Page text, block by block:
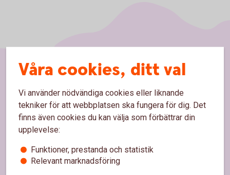
Våra cookies, ditt val
Vi använder nödvändiga cookies eller liknande
tekniker för att webbplatsen ska fungera för dig. Det
finns även cookies du kan välja som förbättrar din
upplevelse:
Funktioner, prestanda och statistik
Relevant marknadsföring
Sidfot
Hitta snabbt
Kundservice/Kontakta oss
Spärrhjälp
Vårt bankontor